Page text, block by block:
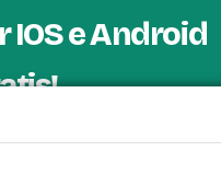
IOS e Android